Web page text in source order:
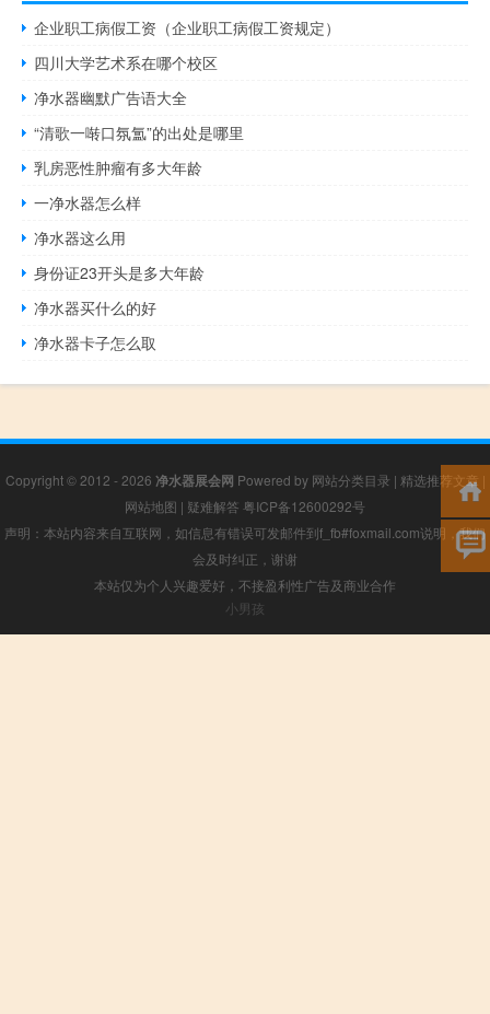
企业职工病假工资（企业职工病假工资规定）
四川大学艺术系在哪个校区
净水器幽默广告语大全
“清歌一啭口氛氲”的出处是哪里
乳房恶性肿瘤有多大年龄
一净水器怎么样
净水器这么用
身份证23开头是多大年龄
净水器买什么的好
净水器卡子怎么取
Copyright © 2012 - 2026 净水器展会网 Powered by 网站分类目录 | 精选推荐文章 |
网站地图 | 疑难解答 粤ICP备12600292号
声明：本站内容来自互联网，如信息有错误可发邮件到f_fb#foxmail.com说明，我们
会及时纠正，谢谢
本站仅为个人兴趣爱好，不接盈利性广告及商业合作
小男孩